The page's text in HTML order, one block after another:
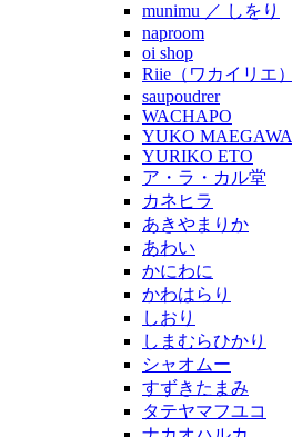
munimu ／ しをり
naproom
oi shop
Riie（ワカイリエ）
saupoudrer
WACHAPO
YUKO MAEGAWA
YURIKO ETO
ア・ラ・カル堂
カネヒラ
あきやまりか
あわい
かにわに
かわはらり
しおり
しまむらひかり
シャオムー
すずきたまみ
タテヤマフユコ